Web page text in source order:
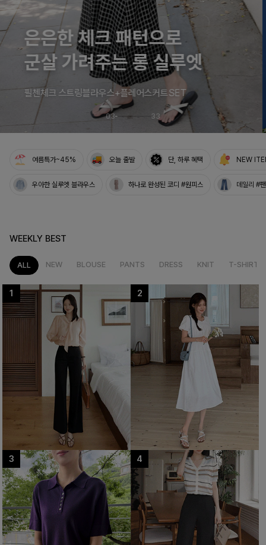
03 33
여름특가~45% 오늘 출발 단, 하루 혜택 NEW
우아한 실루엣 블라우스 하나로 완성된 코디 #원피스 데일리 #
WEEKLY BEST
ALL NEW BLOUSE PANTS DRESS KNIT T-SHIRT